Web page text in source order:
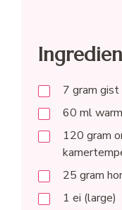
7 gram gist
60 ml
120 gram
25 gram
1 ei (large)